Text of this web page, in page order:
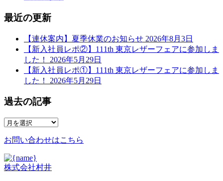
最近の更新
【連休案内】夏季休業のお知らせ 2026年8月3日
【新入社員レポ②】111th 東京レザーフェアに参加しま
した！ 2026年5月29日
【新入社員レポ①】111th 東京レザーフェアに参加しま
した！ 2026年5月29日
過去の記事
お問い合わせはこちら
株式会社村井